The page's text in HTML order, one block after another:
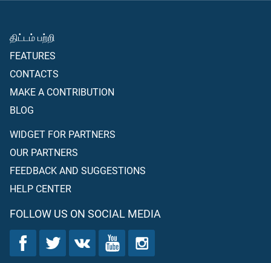
திட்டம் பற்றி
FEATURES
CONTACTS
MAKE A CONTRIBUTION
BLOG
WIDGET FOR PARTNERS
OUR PARTNERS
FEEDBACK AND SUGGESTIONS
HELP CENTER
FOLLOW US ON SOCIAL MEDIA